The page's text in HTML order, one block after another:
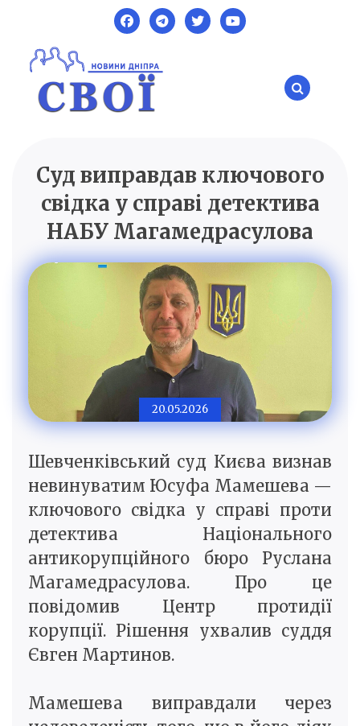
content
SVOI.DP.UA
Новини Дніпра
Суд виправдав ключового
свідка у справі детектива
НАБУ Магамедрасулова
20.05.2026
Шевченківський суд Києва визнав
невинуватим Юсуфа Мамешева —
ключового свідка у справі проти
детектива Національного
антикорупційного бюро Руслана
Магамедрасулова. Про це
повідомив Центр протидії
корупції. Рішення ухвалив суддя
Євген Мартинов.
Мамешева виправдали через